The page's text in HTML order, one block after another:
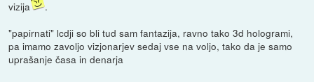
vizija
.
"papirnati" lcdji so bli tud sam fantazija, ravno tako 3d hologrami,
pa imamo zavoljo vizjonarjev sedaj vse na voljo, tako da je samo
uprašanje časa in denarja